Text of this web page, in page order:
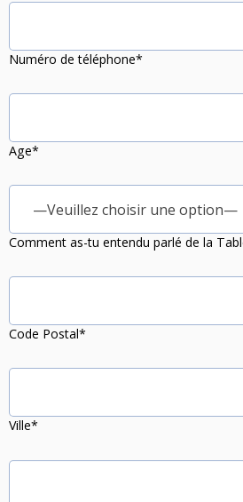
Numéro de téléphone*
Age*
—Veuillez choisir une option—
Comment as-tu entendu parlé de la
Code Postal*
Ville*